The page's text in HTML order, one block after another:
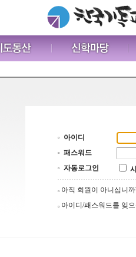
아이디
패스워드
자동로그인
아직 회원이 아니십니
아이디/패스워드를 잊